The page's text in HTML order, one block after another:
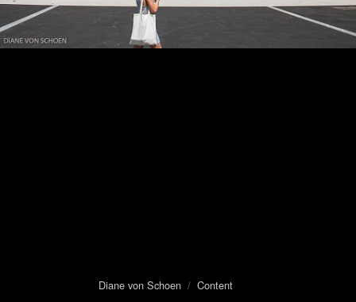
Diane von Schoen/ Content